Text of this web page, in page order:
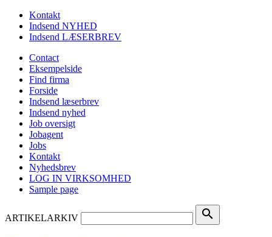
Kontakt
Indsend NYHED
Indsend LÆSERBREV
Contact
Eksempelside
Find firma
Forside
Indsend læserbrev
Indsend nyhed
Job oversigt
Jobagent
Jobs
Kontakt
Nyhedsbrev
LOG IN VIRKSOMHED
Sample page
ARTIKELARKIV search